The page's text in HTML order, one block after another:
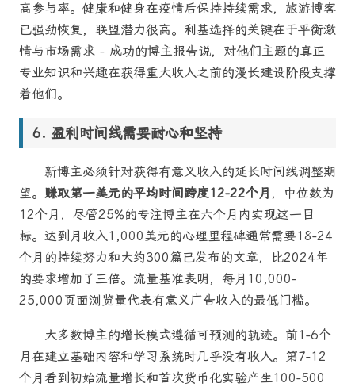
高参与率。健康和健身在疫情后保持持续需求，旅游博客
已强劲恢复，联盟潜力很高。利基选择的关键在于平衡激
情与市场需求 - 成功的博主报告说，对他们主题的真正
专业知识和兴趣在获得重大收入之前的漫长建设阶段支撑
着他们。
盈利时间线需要耐心和坚持
新博主必须针对获得有意义收入的延长时间线调整期
望。 赚取第一美元的平均时间跨度12-22个月 ，中位数为
12个月，尽管25%的专注博主在六个月内实现这一目
标。达到月收入1,000美元的心理里程碑通常需要18-24
个月的持续努力和大约300篇已发布的文章，比2024年
的要求增加了三倍。流量基准表明，每月10,000-
25,000页面浏览量代表有意义广告收入的最低门槛。
大多数博主的增长模式遵循可预测的轨迹。前1-6个
月在建立基础内容和学习系统时几乎没有收入。第7-12
个月看到初始流量增长和首次货币化实验产生100-500